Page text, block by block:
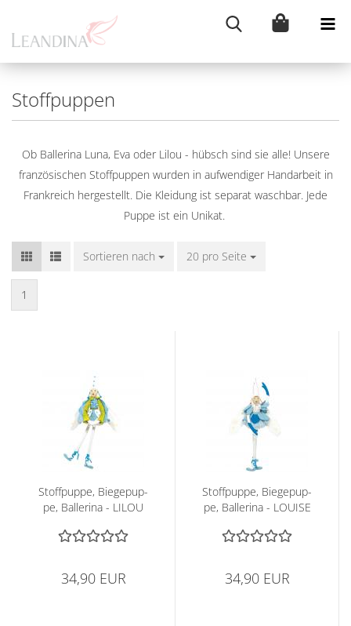
Stoffpuppen
Ob Ballerina Luna, Eva oder Lilou - hübsch sind sie alle! Unsere
französischen Stoffpuppen wurden in aufwendiger Handarbeit in
Frankreich hergestellt. Die Kleidung ist separat waschbar. Jede
Puppe ist ein Unikat.
Sortieren nach
Sortieren nach 20 pro Seite
pro Seite
1
Stoff­pup­pe, Bie­ge­pup­
pe, Bal­le­ri­na - LILOU
34,90 EUR
Stoff­pup­pe, Bie­ge­pup­
pe, Bal­le­ri­na - LOUI­SE
34,90 EUR